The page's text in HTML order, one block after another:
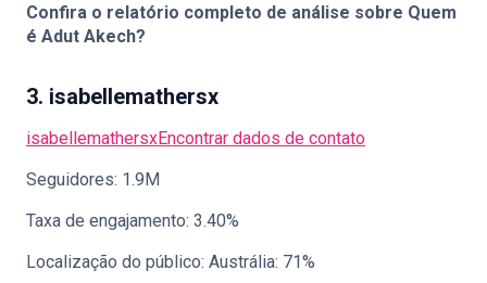
Confira o relatório completo de análise sobre Quem
é Adut Akech?
3. isabellemathersx
isabellemathersxEncontrar dados de contato
Seguidores: 1.9M
Taxa de engajamento: 3.40%
Localização do público: Austrália: 71%